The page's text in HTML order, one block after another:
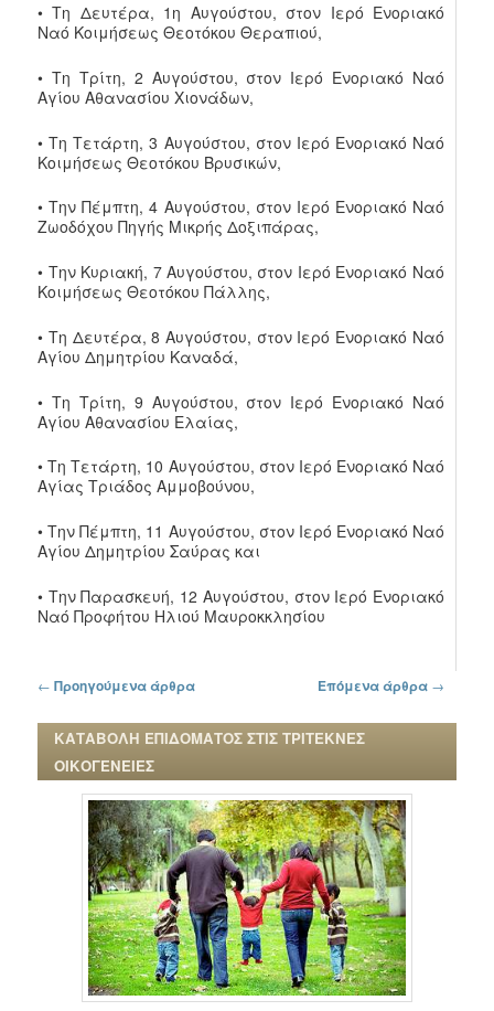
• Τη Δευτέρα, 1η Αυγούστου, στον Ιερό Ενοριακό
Ναό Κοιμήσεως Θεοτόκου Θεραπιού,
• Τη Τρίτη, 2 Αυγούστου, στον Ιερό Ενοριακό Ναό
Αγίου Αθανασίου Χιονάδων,
• Τη Τετάρτη, 3 Αυγούστου, στον Ιερό Ενοριακό Ναό
Κοιμήσεως Θεοτόκου Βρυσικών,
• Την Πέμπτη, 4 Αυγούστου, στον Ιερό Ενοριακό Ναό
Ζωοδόχου Πηγής Μικρής Δοξιπάρας,
• Την Κυριακή, 7 Αυγούστου, στον Ιερό Ενοριακό Ναό
Κοιμήσεως Θεοτόκου Πάλλης,
• Τη Δευτέρα, 8 Αυγούστου, στον Ιερό Ενοριακό Ναό
Αγίου Δημητρίου Καναδά,
• Τη Τρίτη, 9 Αυγούστου, στον Ιερό Ενοριακό Ναό
Αγίου Αθανασίου Ελαίας,
• Τη Τετάρτη, 10 Αυγούστου, στον Ιερό Ενοριακό Ναό
Αγίας Τριάδος Αμμοβούνου,
• Την Πέμπτη, 11 Αυγούστου, στον Ιερό Ενοριακό Ναό
Αγίου Δημητρίου Σαύρας και
• Την Παρασκευή, 12 Αυγούστου, στον Ιερό Ενοριακό
Ναό Προφήτου Ηλιού Μαυροκκλησίου
Πλοήγηση στα άρθρα
← Προηγούμενα άρθρα Επόμενα άρθρα →
ΚΑΤΑΒΟΛΗ ΕΠΙΔΟΜΑΤΟΣ ΣΤΙΣ ΤΡΙΤΕΚΝΕΣ
ΟΙΚΟΓΕΝΕΙΕΣ